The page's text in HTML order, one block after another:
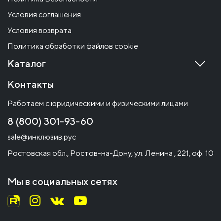
Условия соглашения
Условия возврата
Политика обработки файлов cookie
Каталог
Контакты
Работаем с юридическими и физическими лицами
8 (800) 301-93-60
sale@инклюзив.рус
Ростовская обл., Ростов-на-Дону, ул. Ленина , 221, оф. 10
Мы в социальных сетях